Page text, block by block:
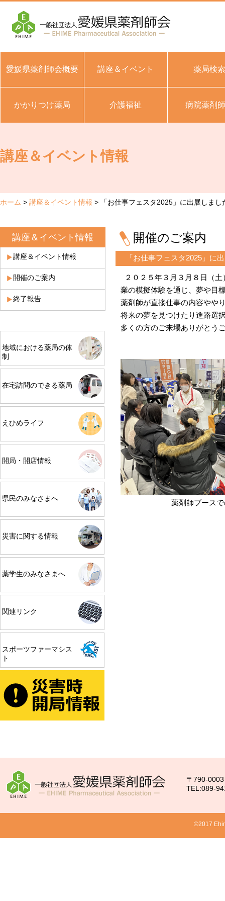
愛媛県薬剤師会概要 講座＆イベント 薬局検索
かかりつけ薬局 介護福祉 病院薬剤
講座＆イベント情報
ホーム 講座＆イベント情報 「お仕事フェスタ2025」に出展しまし
講座＆イベント情報
講座＆イベント情報
開催のご案内
終了報告
地域における薬局の体
制
在宅訪問のできる薬局
えひめライフ
開局・開店情報
県民のみなさまへ
災害に関する情報
薬学生のみなさまへ
関連リンク
スポーツファーマシス
ト
開催のご案内
「お仕事フェスタ2025」に
２０２５年３月３月８日（
業の模擬体験を通じ、夢や目
薬剤師が直接仕事の内容やや
将来の夢を見つけたり進路選
多くの方のご来場ありがとう
薬剤師ブース
〒790-
TEL:089-
©2017